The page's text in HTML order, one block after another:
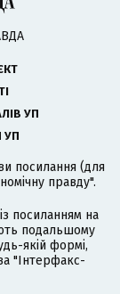
УП
УП
посилання (для
правду".
посиланням на
подальшому
якій формі,
"Інтерфакс-